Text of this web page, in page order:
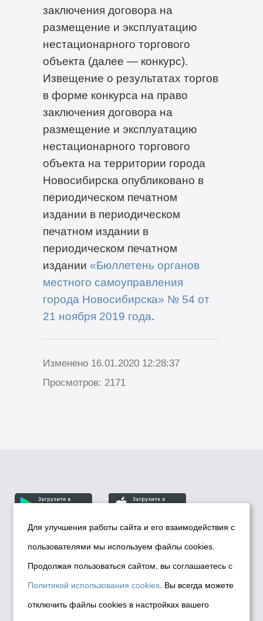
заключения договора на
размещение и эксплуатацию
нестационарного торгового
объекта (далее — конкурс).
Извещение о результатах торгов
в форме конкурса на право
заключения договора на
размещение и эксплуатацию
нестационарного торгового
объекта на территории города
Новосибирска опубликовано в
периодическом печатном
издании в периодическом
печатном издании в
периодическом печатном
издании «Бюллетень органов
местного самоуправления
города Новосибирска» № 54 от
21 ноября 2019 года.
Изменено 16.01.2020 12:28:37
Просмотров: 2171
© Департамент информационной политики мэрии
города Новосибирска, 2026
Политика использования Cookies
Политика по обработке персональных
данных в информационных системах
Для улучшения работы сайта и его взаимодействия с
пользователями мы используем файлы cookies.
Продолжая пользоваться сайтом, вы соглашаетесь с
Политикой использования cookies . Вы всегда можете
отключить файлы cookies в настройках вашего